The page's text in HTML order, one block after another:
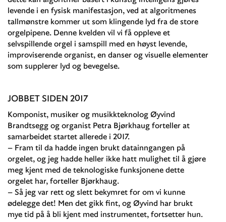
levende i en fysisk manifestasjon, ved at algoritmenes
tallmønstre kommer ut som klingende lyd fra de store
orgelpipene. Denne kvelden vil vi få oppleve et
selvspillende orgel i samspill med en høyst levende,
improviserende organist, en danser og visuelle elementer
som supplerer lyd og bevegelse.
JOBBET SIDEN 2017
Komponist, musiker og musikkteknolog Øyvind
Brandtsegg og organist Petra Bjørkhaug forteller at
samarbeidet startet allerede i 2017.
– Fram til da hadde ingen brukt datainngangen på
orgelet, og jeg hadde heller ikke hatt mulighet til å gjøre
meg kjent med de teknologiske funksjonene dette
orgelet har, forteller Bjørkhaug.
– Så jeg var rett og slett bekymret for om vi kunne
ødelegge det! Men det gikk fint, og Øyvind har brukt
mye tid på å bli kjent med instrumentet, fortsetter hun.